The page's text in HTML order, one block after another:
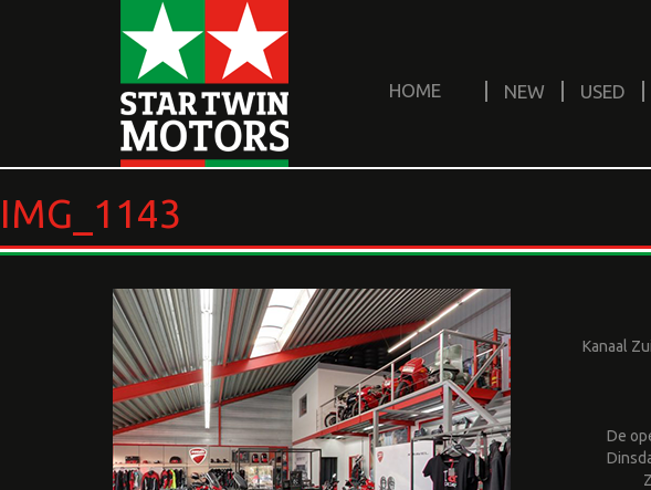
HOME NEW USED
IMG_1143
Kanaal
De